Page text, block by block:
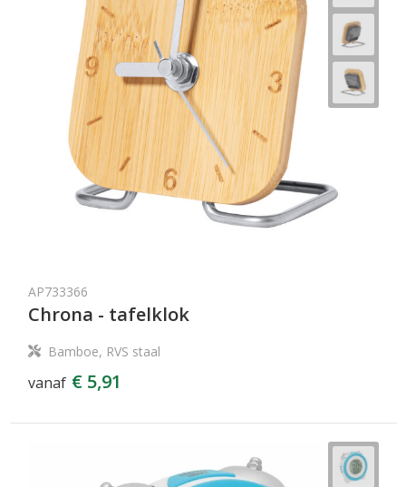
AP733366
Chrona - tafelklok
Bamboe, RVS staal
vanaf € 5,91